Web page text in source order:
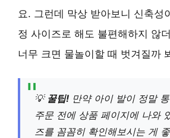
요. 그런데 막상 받아보니 신축성
정 사이즈로 해도 불편해하지 않
너무 크면 물놀이할 때 벗겨질까
💡 꿀팁! 만약 아이 발이 정말
주문 전에 상품 페이지에 나와
즈를 꼼꼼히 확인해보시는 게